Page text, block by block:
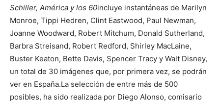
Schiller, América y los 60incluye instantáneas de Marilyn
Monroe, Tippi Hedren, Clint Eastwood, Paul Newman,
Joanne Woodward, Robert Mitchum, Donald Sutherland,
Barbra Streisand, Robert Redford, Shirley MacLaine,
Buster Keaton, Bette Davis, Spencer Tracy y Walt Disney,
un total de 30 imágenes que, por primera vez, se podrán
ver en España.La selección de entre más de 500
posibles, ha sido realizada por Diego Alonso, comisario